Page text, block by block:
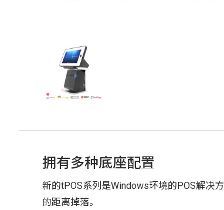
拥有多种底座配置
新的tPOS系列是Windows环境的POS解决
的距离掉落。